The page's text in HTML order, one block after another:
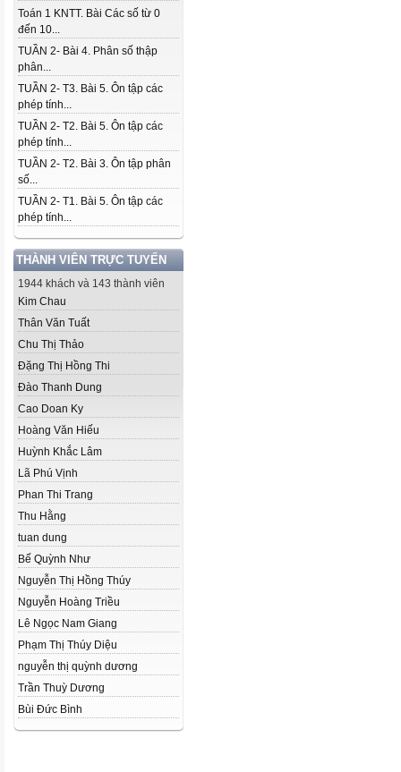
Toán 1 KNTT. Bài Các số từ 0
đến 10...
TUẦN 2- Bài 4. Phân số thập
phân...
TUẦN 2- T3. Bài 5. Ôn tập các
phép tính...
TUẦN 2- T2. Bài 5. Ôn tập các
phép tính...
TUẦN 2- T2. Bài 3. Ôn tập phân
số...
TUẦN 2- T1. Bài 5. Ôn tập các
phép tính...
THÀNH VIÊN TRỰC TUYẾN
1944 khách và 143 thành viên
Kim Chau
Thân Văn Tuất
Chu Thị Thảo
Đặng Thị Hồng Thi
Đào Thanh Dung
Cao Doan Ky
Hoàng Văn Hiếu
Huỳnh Khắc Lâm
Lã Phú Vịnh
Phan Thi Trang
Thu Hằng
tuan dung
Bế Quỳnh Như
Nguyễn Thị Hồng Thúy
Nguyễn Hoàng Triều
Lê Ngọc Nam Giang
Phạm Thị Thúy Diệu
nguyễn thị quỳnh dương
Trần Thuỳ Dương
Bùi Đức Bình